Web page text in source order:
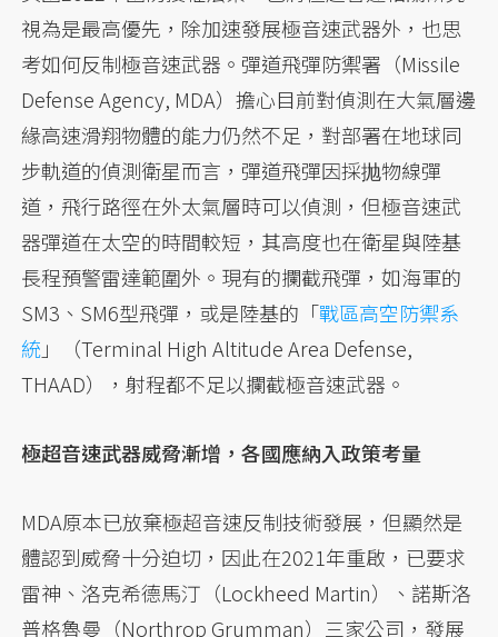
視為是最高優先，除加速發展極音速武器外，也思
考如何反制極音速武器。彈道飛彈防禦署（Missile
Defense Agency, MDA）擔心目前對偵測在大氣層邊
緣高速滑翔物體的能力仍然不足，對部署在地球同
步軌道的偵測衛星而言，彈道飛彈因採抛物線彈
道，飛行路徑在外太氣層時可以偵測，但極音速武
器彈道在太空的時間較短，其高度也在衛星與陸基
長程預警雷達範圍外。現有的攔截飛彈，如海軍的
SM3、SM6型飛彈，或是陸基的「戰區高空防禦系
統」（Terminal High Altitude Area Defense,
THAAD），射程都不足以攔截極音速武器。
極超音速武器威脅漸增，各國應納入政策考量
MDA原本已放棄極超音速反制技術發展，但顯然是
體認到威脅十分迫切，因此在2021年重啟，已要求
雷神、洛克希德馬汀（Lockheed Martin）、諾斯洛
普格魯曼（Northrop Grumman）三家公司，發展